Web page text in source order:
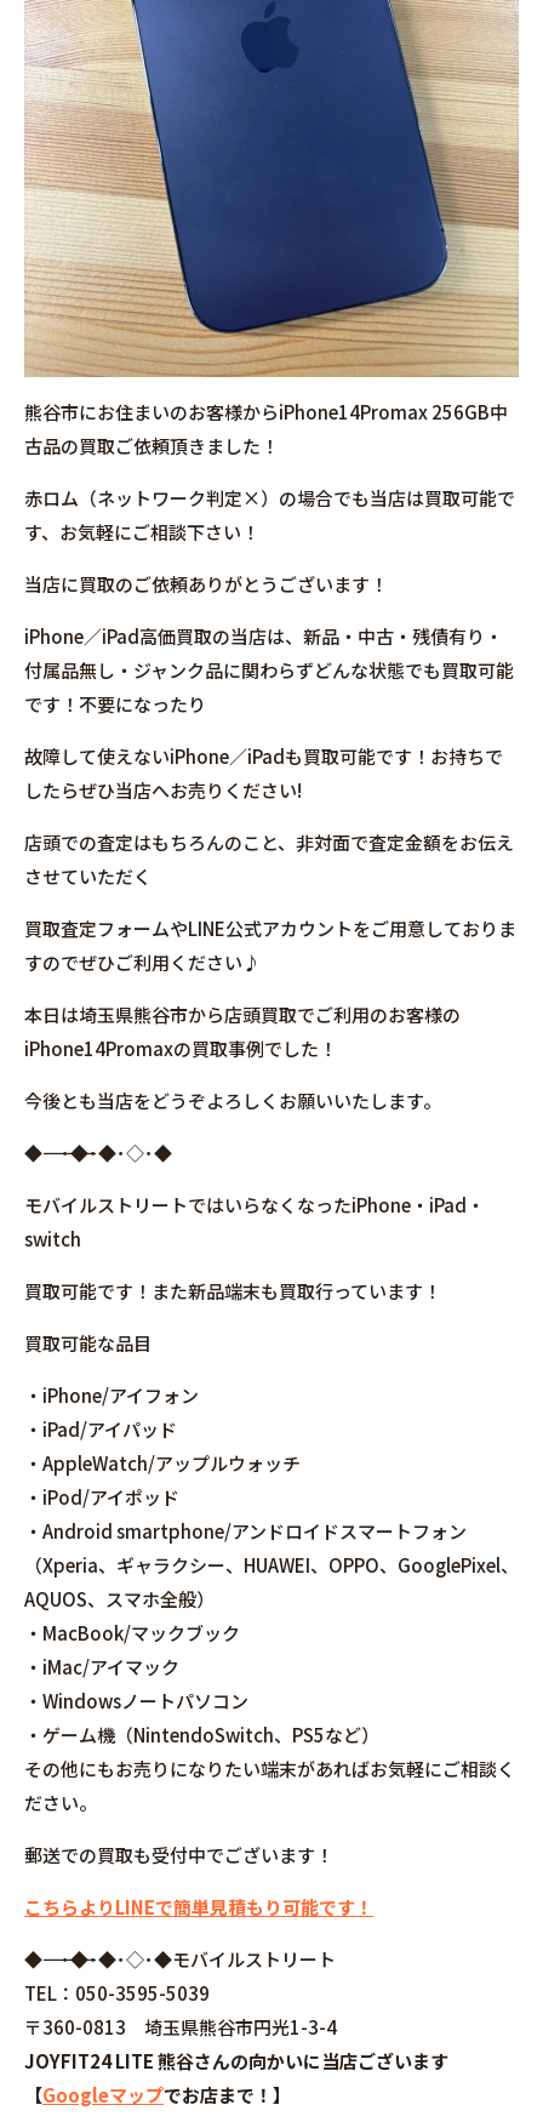
熊谷市にお住まいのお客様からiPhone14Promax 256GB中
古品の買取ご依頼頂きました！
赤ロム（ネットワーク判定×）の場合でも当店は買取可能で
す、お気軽にご相談下さい！
当店に買取のご依頼ありがとうございます！
iPhone／iPad高価買取の当店は、新品・中古・残債有り・
付属品無し・ジャンク品に関わらずどんな状態でも買取可能
です！不要になったり
故障して使えないiPhone／iPadも買取可能です！お持ちで
したらぜひ当店へお売りください!
店頭での査定はもちろんのこと、非対面で査定金額をお伝え
させていただく
買取査定フォームやLINE公式アカウントをご用意しておりま
すのでぜひご利用ください♪
本日は埼玉県熊谷市から店頭買取でご利用のお客様の
iPhone14Promaxの買取事例でした！
今後とも当店をどうぞよろしくお願いいたします。
◆――――――――――――――――･◆･◆･◇･◆
モバイルストリートではいらなくなったiPhone・iPad・
switch
買取可能です！また新品端末も買取行っています！
買取可能な品目
・iPhone/アイフォン
・iPad/アイパッド
・AppleWatch/アップルウォッチ
・iPod/アイポッド
・Android smartphone/アンドロイドスマートフォン
（Xperia、ギャラクシー、HUAWEI、OPPO、GooglePixel、
AQUOS、スマホ全般）
・MacBook/マックブック
・iMac/アイマック
・Windowsノートパソコン
・ゲーム機（NintendoSwitch、PS5など）
その他にもお売りになりたい端末があればお気軽にご相談く
ださい。
郵送での買取も受付中でございます！
こちらよりLINEで簡単見積もり可能です！
◆――――――――――――――――･◆･◆･◇･◆モバイルストリート
TEL：050-3595-5039
〒360-0813 埼玉県熊谷市円光1-3-4
JOYFIT24 LITE 熊谷さんの向かいに当店ございます
【Googleマップでお店まで！】